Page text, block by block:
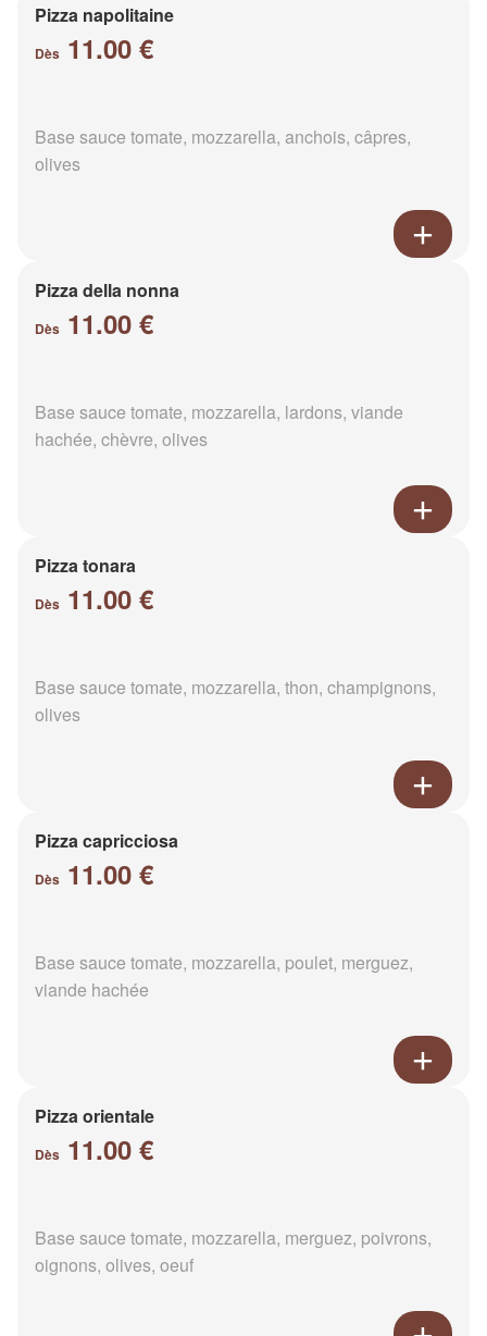
Pizza napolitaine
Dès 11.00 €
Base sauce tomate, mozzarella, anchois, câpres,
olives
Pizza della nonna
Dès 11.00 €
Base sauce tomate, mozzarella, lardons, viande
hachée, chèvre, olives
Pizza tonara
Dès 11.00 €
Base sauce tomate, mozzarella, thon, champignons,
olives
Pizza capricciosa
Dès 11.00 €
Base sauce tomate, mozzarella, poulet, merguez,
viande hachée
Pizza orientale
Dès 11.00 €
Base sauce tomate, mozzarella, merguez, poivrons,
oignons, olives, oeuf